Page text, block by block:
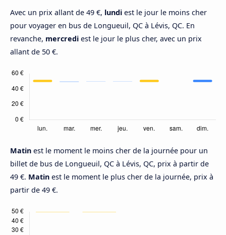
Avec un prix allant de 49 €, lundi est le jour le moins cher
pour voyager en bus de Longueuil, QC à Lévis, QC. En
revanche, mercredi est le jour le plus cher, avec un prix
allant de 50 €.
Matin est le moment le moins cher de la journée pour un
billet de bus de Longueuil, QC à Lévis, QC, prix à partir de
49 €. Matin est le moment le plus cher de la journée, prix à
partir de 49 €.